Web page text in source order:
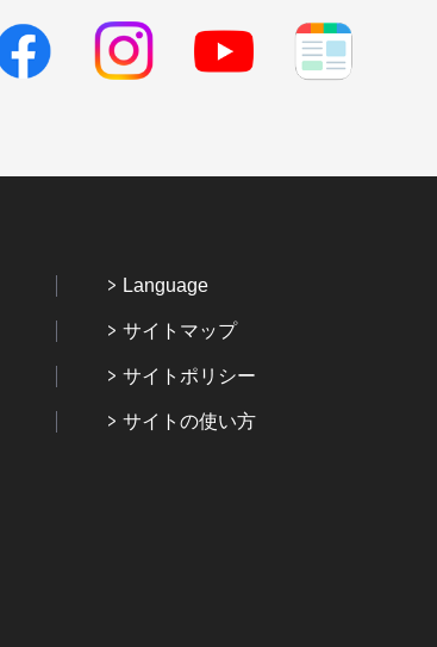
Language
サイトマップ
サイトポリシー
サイトの使い方